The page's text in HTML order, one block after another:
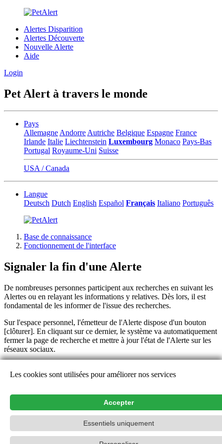
Alertes Disparition
Alertes Découverte
Nouvelle Alerte
Aide
Login
Pet Alert à travers le monde
Pays
Allemagne Andorre Autriche Belgique Espagne France
Irlande Italie Liechtenstein Luxembourg Monaco Pays-Bas
Portugal Royaume-Uni Suisse
USA / Canada
Langue
Deutsch Dutch English Español Français Italiano Português
Base de connaissance
Fonctionnement de l'interface
Signaler la fin d'une Alerte
De nombreuses personnes participent aux recherches en suivant les
Alertes ou en relayant les informations y relatives. Dès lors, il est
fondamental de les informer de l'issue des recherches.
Sur l'espace personnel, l'émetteur de l'Alerte dispose d'un bouton
[clôturer]. En cliquant sur ce dernier, le système va automatiquement
fermer la page de recherche et mettre à jour l'état de l'Alerte sur les
réseaux sociaux.
tous les visiteurs.
sont plus disponibles côté public, mais demeurent consultables
uniquement par son auteur.
Contact
Les cookies sont utilisées pour améliorer nos services
Accepter
Essentiels uniquement